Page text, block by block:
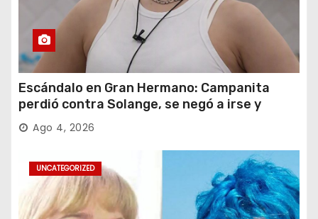
Escándalo en Gran Hermano: Campanita
perdió contra Solange, se negó a irse y
desafió al Big
Ago 4, 2026
UNCATEGORIZED